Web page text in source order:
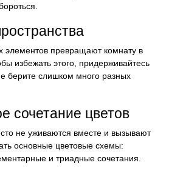
элементов превращают комнату в
избежать этого, придерживайтесь
берите слишком много разных
сочетание цветов
не уживаются вместе и вызывают
основные цветовые схемы:
и триадные сочетания.